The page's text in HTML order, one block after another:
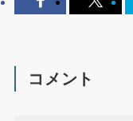
コメント